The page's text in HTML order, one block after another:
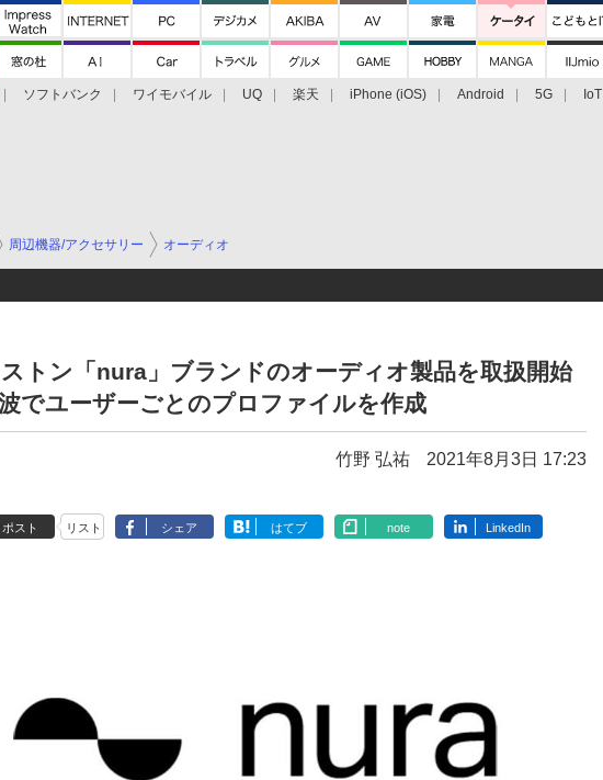
ソフトバンク ワイモバイル UQ 楽天 iPhone (iOS) Android 5G IoT
周辺機器/アクセサリー オーディオ
トン「nura」ブランドのオーディオ製品を取扱開始
ユーザーごとのプロファイルを作成
竹野 弘祐 2021年8月3日 17:23
ポスト リスト シェア はてブ note LinkedIn